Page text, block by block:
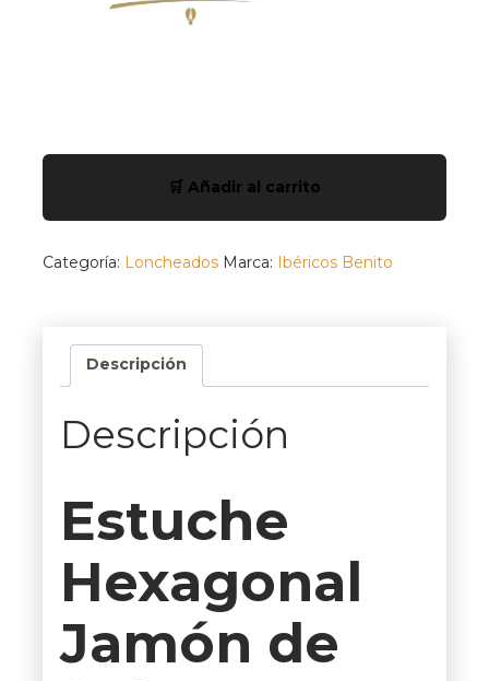
Hexagonal
de
50%
🛒 Añadir al carrito
Categoría: Loncheados Marca: Ibéricos Benito
Descripción
Descripción
Estuche
Hexagonal
Jamón de